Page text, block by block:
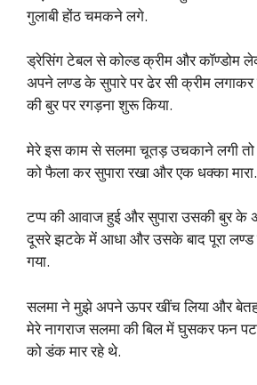
गुलाबी होंठ चमकने लगे.
ड्रेसिंग टेबल से कोल्ड क्रीम और कॉण्डोम
अपने लण्ड के सुपारे पर ढेर सी क्रीम
की बुर पर रगड़ना शुरू किया.
मेरे इस काम से सलमा चूतड़ उचकाने लगी
को फैला कर सुपारा रखा और एक धक्का मारा.
टप्प की आवाज हुई और सुपारा उसकी बुर के
दूसरे झटके में आधा और उसके बाद पूरा लण्ड
गया.
सलमा ने मुझे अपने ऊपर खींच लिया और
मेरे नागराज सलमा की बिल में घुसकर फन
को डंक मार रहे थे.